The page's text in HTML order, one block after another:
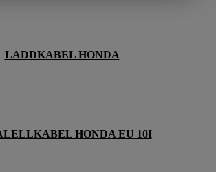
LADDKABEL HONDA
HONDA EU 10I